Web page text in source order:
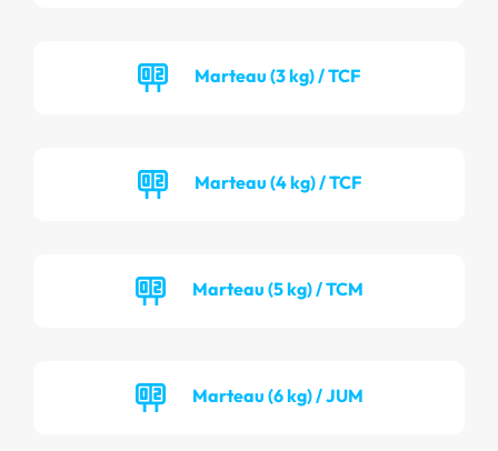
Marteau (3 kg) / TCF
Marteau (4 kg) / TCF
Marteau (5 kg) / TCM
Marteau (6 kg) / JUM